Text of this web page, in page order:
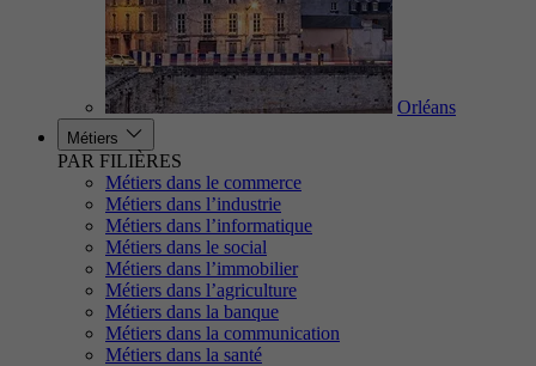
Orléans
Métiers
PAR FILIÈRES
Métiers dans le commerce
Métiers dans l’industrie
Métiers dans l’informatique
Métiers dans le social
Métiers dans l’immobilier
Métiers dans l’agriculture
Métiers dans la banque
Métiers dans la communication
Métiers dans la santé